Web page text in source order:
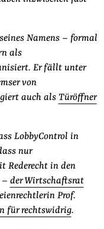
Namens – formal
als
Er fällt unter
von
auch als Türöffner
LobbyControl in
nur
Rederecht in den
– der Wirtschaftsrat
Prof.
für rechtswidrig.